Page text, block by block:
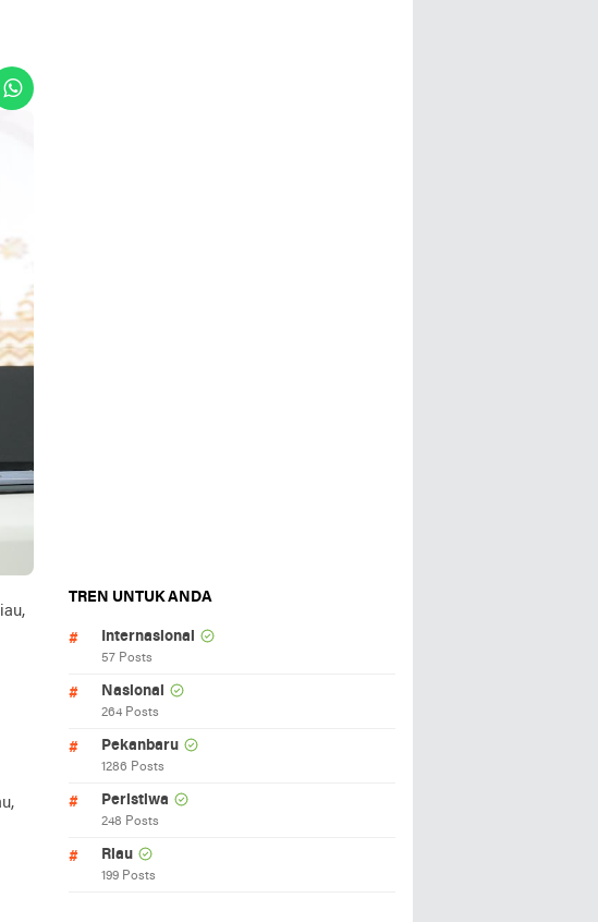
TREN UNTUK ANDA
Internasional
57 Posts
Nasional
264 Posts
Pekanbaru
1286 Posts
Peristiwa
248 Posts
Riau
199 Posts